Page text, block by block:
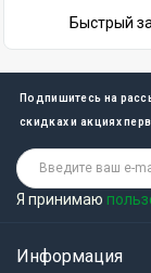
Быстрый
Подпишитесь на
скидках и акциях
Я принимаю
Информация